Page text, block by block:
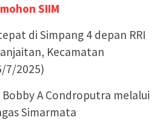
SIIM
di Simpang 4 depan RRI
Kecamatan
7/2025)
Bobby A Condroputra melalui
Simarmata